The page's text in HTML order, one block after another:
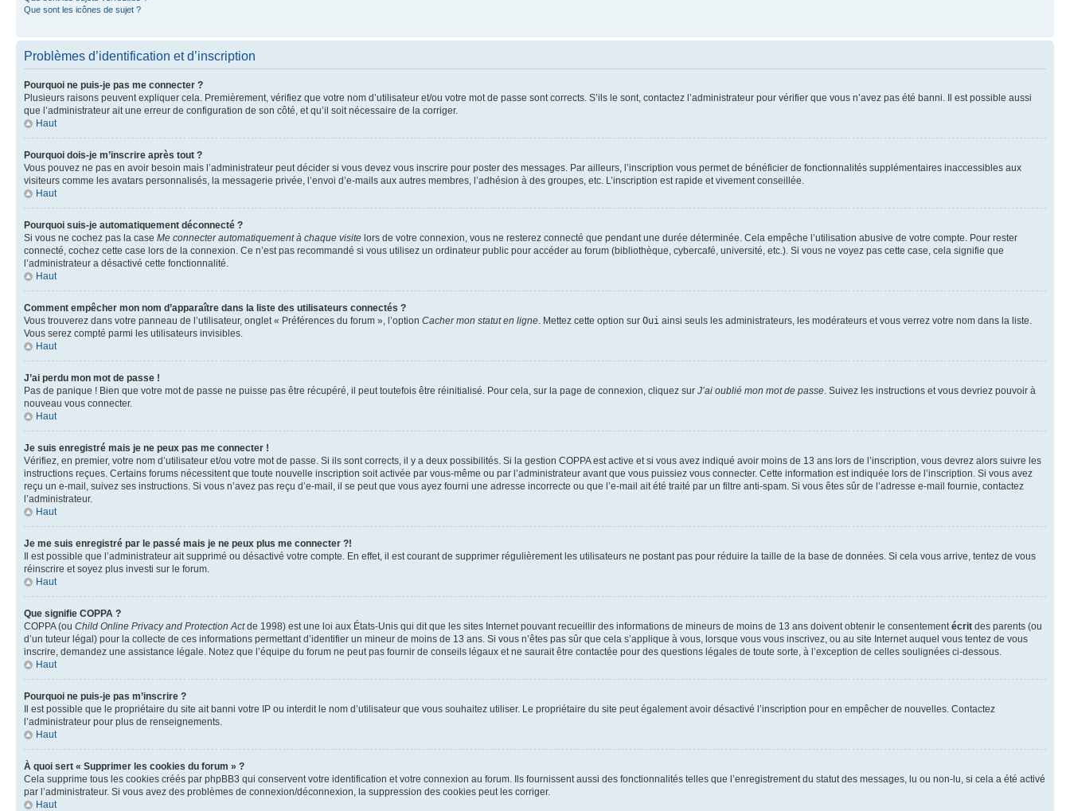
Que sont les icônes de sujet ?
Problèmes d’identification et d’inscription
Pourquoi ne puis-je pas me connecter ?
Plusieurs raisons peuvent expliquer cela. Premièrement, vérifiez que votre nom d’utilisateur et/ou votre mot de passe sont corrects. S’ils le sont, contactez l’administrateur pour vérifier que vous n’avez pas été banni. Il est possible aussi
que l’administrateur ait une erreur de configuration de son côté, et qu’il soit nécessaire de la corriger.
Haut
Pourquoi dois-je m’inscrire après tout ?
Vous pouvez ne pas en avoir besoin mais l’administrateur peut décider si vous devez vous inscrire pour poster des messages. Par ailleurs, l’inscription vous permet de bénéficier de fonctionnalités supplémentaires inaccessibles aux
visiteurs comme les avatars personnalisés, la messagerie privée, l’envoi d’e-mails aux autres membres, l’adhésion à des groupes, etc. L’inscription est rapide et vivement conseillée.
Haut
Pourquoi suis-je automatiquement déconnecté ?
Si vous ne cochez pas la case Me connecter automatiquement à chaque visite lors de votre connexion, vous ne resterez connecté que pendant une durée déterminée. Cela empêche l’utilisation abusive de votre compte. Pour rester
connecté, cochez cette case lors de la connexion. Ce n’est pas recommandé si vous utilisez un ordinateur public pour accéder au forum (bibliothèque, cybercafé, université, etc.). Si vous ne voyez pas cette case, cela signifie que
l’administrateur a désactivé cette fonctionnalité.
Haut
Comment empêcher mon nom d’apparaître dans la liste des utilisateurs connectés ?
Vous trouverez dans votre panneau de l’utilisateur, onglet « Préférences du forum », l’option Cacher mon statut en ligne . Mettez cette option sur Oui ainsi seuls les administrateurs, les modérateurs et vous verrez votre nom dans la liste.
Vous serez compté parmi les utilisateurs invisibles.
Haut
J’ai perdu mon mot de passe !
Pas de panique ! Bien que votre mot de passe ne puisse pas être récupéré, il peut toutefois être réinitialisé. Pour cela, sur la page de connexion, cliquez sur J’ai oublié mon mot de passe . Suivez les instructions et vous devriez pouvoir à
nouveau vous connecter.
Haut
Je suis enregistré mais je ne peux pas me connecter !
Vérifiez, en premier, votre nom d’utilisateur et/ou votre mot de passe. Si ils sont corrects, il y a deux possibilités. Si la gestion COPPA est active et si vous avez indiqué avoir moins de 13 ans lors de l’inscription, vous devrez alors suivre les
instructions reçues. Certains forums nécessitent que toute nouvelle inscription soit activée par vous-même ou par l’administrateur avant que vous puissiez vous connecter. Cette information est indiquée lors de l’inscription. Si vous avez
reçu un e-mail, suivez ses instructions. Si vous n’avez pas reçu d’e-mail, il se peut que vous ayez fourni une adresse incorrecte ou que l’e-mail ait été traité par un filtre anti-spam. Si vous êtes sûr de l’adresse e-mail fournie, contactez
l’administrateur.
Haut
Je me suis enregistré par le passé mais je ne peux plus me connecter ?!
Il est possible que l’administrateur ait supprimé ou désactivé votre compte. En effet, il est courant de supprimer régulièrement les utilisateurs ne postant pas pour réduire la taille de la base de données. Si cela vous arrive, tentez de vous
réinscrire et soyez plus investi sur le forum.
Haut
Que signifie COPPA ?
COPPA (ou Child Online Privacy and Protection Actde 1998) est une loi aux États-Unis qui dit que les sites Internet pouvant recueillir des informations de mineurs de moins de 13 ans doivent obtenir le consentement écrit des parents (ou
d’un tuteur légal) pour la collecte de ces informations permettant d’identifier un mineur de moins de 13 ans. Si vous n’êtes pas sûr que cela s’applique à vous, lorsque vous vous inscrivez, ou au site Internet auquel vous tentez de vous
inscrire, demandez une assistance légale. Notez que l’équipe du forum ne peut pas fournir de conseils légaux et ne saurait être contactée pour des questions légales de toute sorte, à l’exception de celles soulignées ci-dessous.
Haut
Pourquoi ne puis-je pas m’inscrire ?
Il est possible que le propriétaire du site ait banni votre IP ou interdit le nom d’utilisateur que vous souhaitez utiliser. Le propriétaire du site peut également avoir désactivé l’inscription pour en empêcher de nouvelles. Contactez
l’administrateur pour plus de renseignements.
Haut
À quoi sert « Supprimer les cookies du forum » ?
Cela supprime tous les cookies créés par phpBB3 qui conservent votre identification et votre connexion au forum. Ils fournissent aussi des fonctionnalités telles que l’enregistrement du statut des messages, lu ou non-lu, si cela a été activé
par l’administrateur. Si vous avez des problèmes de connexion/déconnexion, la suppression des cookies peut les corriger.
Haut